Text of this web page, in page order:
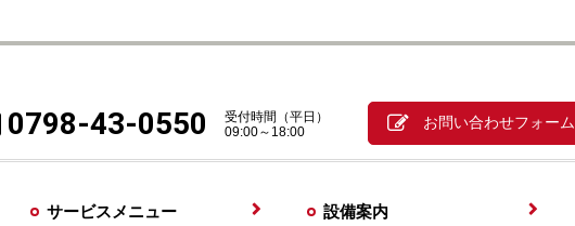
0798-43-0550
受付時間（平日）
09:00～18:00
お問い合わせフォーム
サービスメニュー 設備案内